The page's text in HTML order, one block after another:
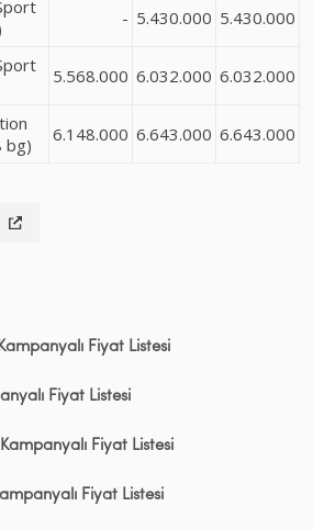
- 5.430.000 5.430.000
5.568.000 6.032.000 6.032.000
bg)
6.148.000 6.643.000 6.643.000
Fiyat Listesi
Fiyat Listesi
Fiyat Listesi
Fiyat Listesi